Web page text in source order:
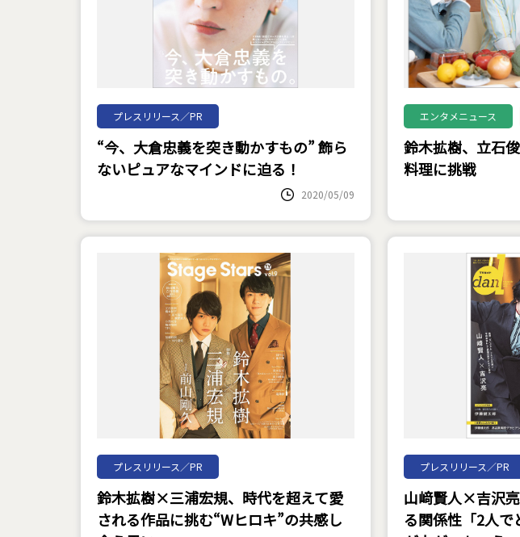
プレスリリース／PR
“今、大倉忠義を突き動かすもの” 飾ら
ないピュアなマインドに迫る！
2020/05/09
エンタメニュース
鈴木拡樹、立石
料理に挑戦
プレスリリース／PR
鈴木拡樹×三浦宏規、時代を超えて愛
される作品に挑む“Wヒロキ”の共感し
プレスリリース／PR
山﨑賢人×吉沢
る関係性「2人で